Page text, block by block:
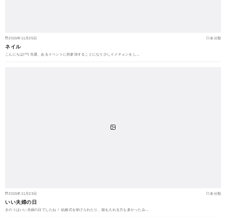
2015年11月25日 未分類
ネイル
こんにちは(^^) 先週、あるイベントに初参加することになり少しイメチェンをし…
2015年11月23日 未分類
いい夫婦の日
きのうはいい夫婦の日でしたね！ 結婚式を挙げられたり、籍を入れる方も多かったみ…